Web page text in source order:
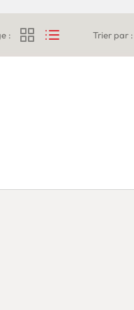
: Trier par :